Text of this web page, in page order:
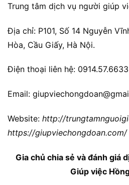
Trung tâm dịch vụ người giúp
Địa chỉ: P101, Số 14 Nguyễn
Hòa, Cầu Giấy, Hà Nội.
Điện thoại liên hệ:
Email:
Website: http://
https://giupviechongdoan.com/
Gia chủ chia sẻ và đánh giá
Giúp việc